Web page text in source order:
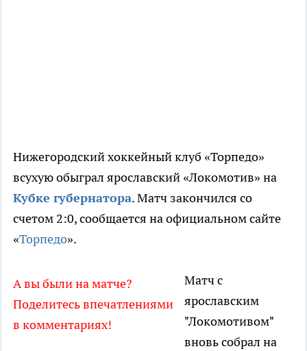
Нижегородский хоккейный клуб «Торпедо»
всухую обыграл ярославский «Локомотив» на
Кубке губернатора. Матч закончился со
счетом 2:0, сообщается на официальном сайте
«Торпедо».
А вы были на матче?
Поделитесь впечатлениями
в комментариях!
Матч с
ярославским
"Локомотивом"
вновь собрал на